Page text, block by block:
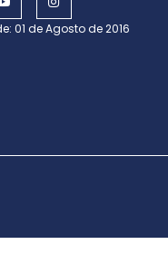
01 de Agosto de 2016